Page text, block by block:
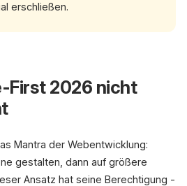
erschließen.
First 2026 nicht
Mantra der Webentwicklung:
gestalten, dann auf größere
Ansatz hat seine Berechtigung -